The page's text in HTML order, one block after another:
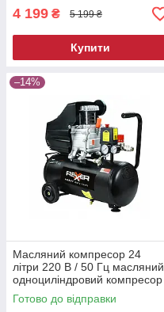
4 199 ₴ 5 199 ₴
Купити
–14%
Масляний компресор 24
літри 220 В / 50 Гц масляний
одноциліндровий компресор
Готово до відправки